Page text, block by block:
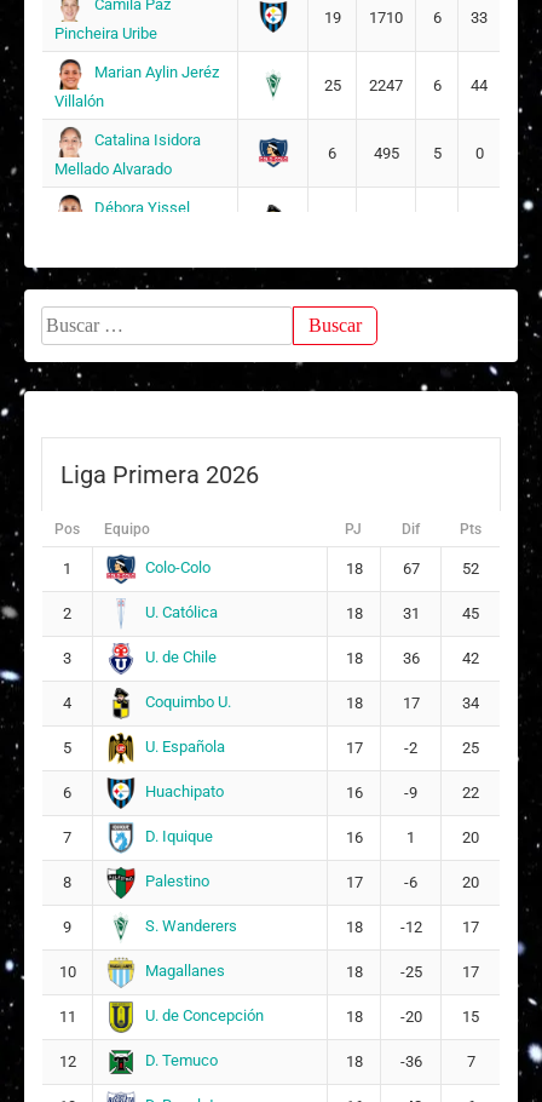
Camila Paz
Pincheira Uribe
19 1710 6 33
Marian Aylin Jeréz
Villalón
25 2247 6 44
Catalina Isidora
Mellado Alvarado
6 495 5 0
Débora Yissel
Oriana Valentina
Cristancho Hernández
9 795 5 5
Buscar:
Liga Primera 2026
Pos Equipo PJ Dif Pts
1 Colo-Colo 18 67 52
2 U. Católica 18 31 45
3 U. de Chile 18 36 42
4 Coquimbo U. 18 17 34
5 U. Española 17 -2 25
6 Huachipato 16 -9 22
7 D. Iquique 16 1 20
8 Palestino 17 -6 20
9 S. Wanderers 18 -12 17
10 Magallanes 18 -25 17
11 U. de Concepción 18 -20 15
12 D. Temuco 18 -36 7